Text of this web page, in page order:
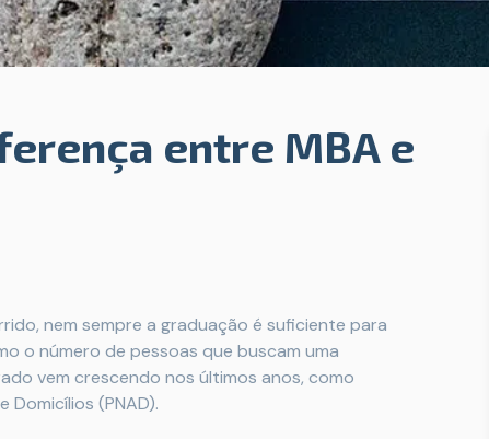
entre MBA e
nem sempre a graduação é suficiente para
o número de pessoas que buscam uma
vem crescendo nos últimos anos, como
Domicílios (PNAD).